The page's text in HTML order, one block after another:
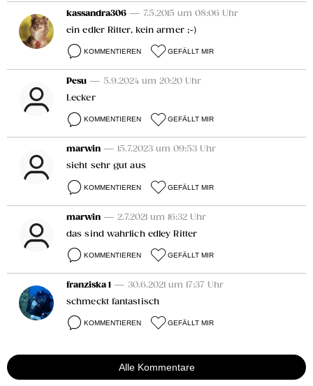
kassandra306 — 7.5.2015 um 08:06 Uhr
ein edler Ritter, kein armer ;-)
KOMMENTIEREN GEFÄLLT MIR
Pesu — 5.9.2024 um 20:20 Uhr
Lecker
KOMMENTIEREN GEFÄLLT MIR
marwin — 15.7.2023 um 09:53 Uhr
sieht sehr gut aus
KOMMENTIEREN GEFÄLLT MIR
marwin — 2.7.2021 um 16:32 Uhr
das sind wahrlich edley Ritter
KOMMENTIEREN GEFÄLLT MIR
franziska 1 — 30.6.2021 um 17:37 Uhr
schmeckt fantastisch
KOMMENTIEREN GEFÄLLT MIR
Alle Kommentare